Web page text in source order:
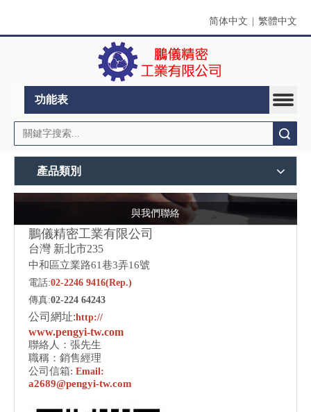
简体中文 繁體中文
功能表
產品類別
與我們聯絡
鵬儀精密工業有限公司
台灣 新北市235
中和區立業路61巷3弄16號
電話:02-2246 9416(Rep.)
傳真:02-224 64243
公司網址:http://
www.pengyi-tw.com
聯絡人：張先生
職稱：銷售經理
公司信箱: Email:
a2689@pengyi-tw.com